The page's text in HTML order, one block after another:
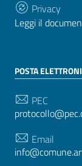
Privacy
Leggi il
POSTA
PEC
Email